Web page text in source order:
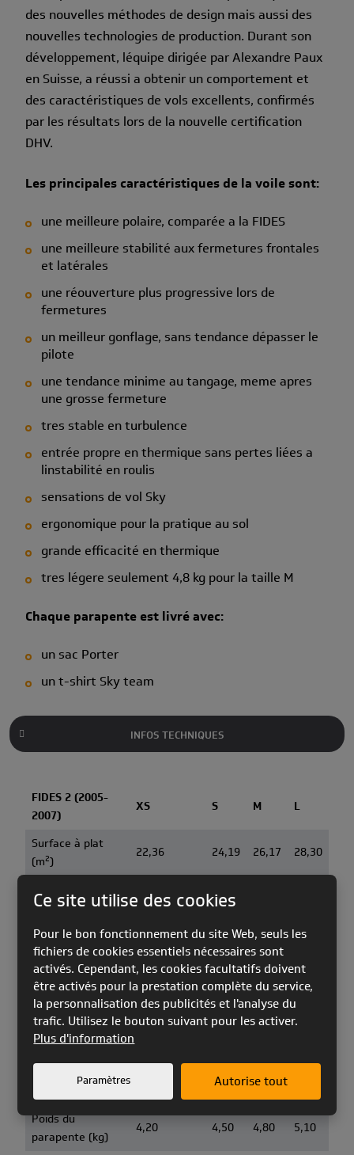
des nouvelles méthodes de design mais aussi des
nouvelles technologies de production. Durant son
développement, léquipe dirigée par Alexandre Paux
en Suisse, a réussi a obtenir un comportement et
des caractéristiques de vols excellents, confirmés
par les résultats lors de la nouvelle certification
DHV.
Les principales caractéristiques de la voile sont:
une meilleure polaire, comparée a la FIDES
une meilleure stabilité aux fermetures frontales
et latérales
une réouverture plus progressive lors de
fermetures
un meilleur gonflage, sans tendance dépasser le
pilote
une tendance minime au tangage, meme apres
une grosse fermeture
tres stable en turbulence
entrée propre en thermique sans pertes liées a
linstabilité en roulis
sensations de vol Sky
ergonomique pour la pratique au sol
grande efficacité en thermique
tres légere seulement 4,8 kg pour la taille M
Chaque parapente est livré avec:
un sac Porter
un t-shirt Sky team
INFOS TECHNIQUES
FIDES 2 (2005-
2007)
XS S M L
Surface à plat
(m2)
22,36 24,19 26,17 28,30
(m)
10,25 10,66
Allongement à
plat
4,70
Surface projetée
(m )
19,65 21,26 23,00 24,87
Envergure
projetée (m)
Allongement
3,46 3,46
Poids du
parapente (kg)
4,20 4,50 4,80 5,10
Ce site utilise des cookies
Pour le bon fonctionnement du site Web, seuls les
fichiers de cookies essentiels nécessaires sont
activés. Cependant, les cookies facultatifs doivent
être activés pour la prestation complète du service,
la personnalisation des publicités et l'analyse du
trafic. Utilisez le bouton suivant pour les activer.
Plus d'information
Paramètres Autorise tout